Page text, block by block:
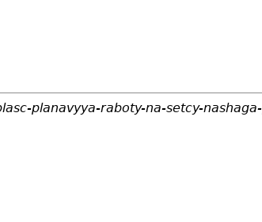
planavyya-raboty-na-setcy-